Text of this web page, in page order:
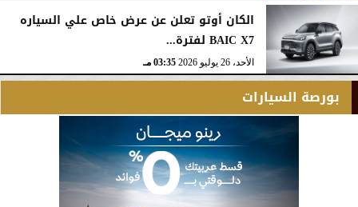
الأحد، 26 يوليو 2026 05:52 مـ
الكان أوتو تعلن عن عرض خاص علي السياره
BAIC X7 لفترة...
الأحد، 26 يوليو 2026 03:35 مـ
بورصة السيارات